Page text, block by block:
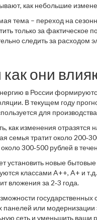
как небольшие
тема – переход на
только за фактическое
следить за расходом
они
в России
В текущем году
для
как изменения
семья тратит около
300‑500 рублей в
установить новые
классами A++, A+ и
вложения за 2‑3 года.
панелей или
сеть и уменьшить ваши